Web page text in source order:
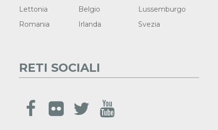
Lettonia
Belgio
Lussemburgo
Romania
Irlanda Svezia
RETI SOCIALI